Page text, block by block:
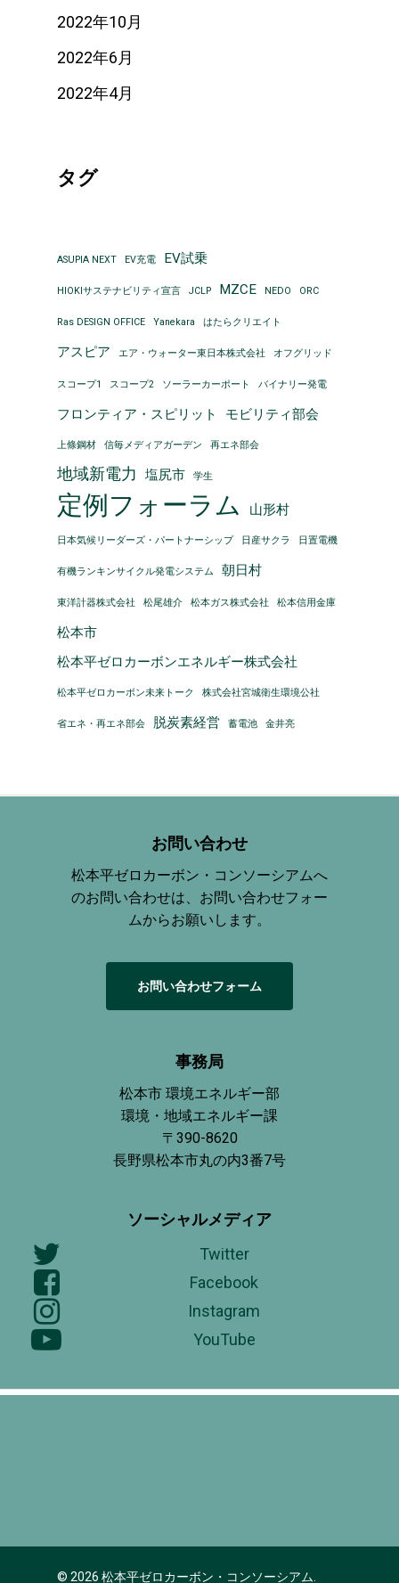
2022年10月
2022年6月
2022年4月
タグ
ASUPIA NEXT EV充電 EV試乗
HIOKIサステナビリティ宣言 JCLP MZCE NEDO ORC
Ras DESIGN OFFICE Yanekara はたらクリエイト
アスピア エア・ウォーター東日本株式会社 オフグリッド
スコープ1 スコープ2 ソーラーカーポート バイナリー発電
フロンティア・スピリット モビリティ部会
上條鋼材 信毎メディアガーデン 再エネ部会
地域新電力 塩尻市 学生
定例フォーラム 山形村
日本気候リーダーズ・パートナーシップ 日産サクラ 日置電機
有機ランキンサイクル発電システム 朝日村
東洋計器株式会社 松尾雄介 松本ガス株式会社 松本信用金庫
松本市
松本平ゼロカーボンエネルギー株式会社
松本平ゼロカーボン未来トーク 株式会社宮城衛生環境公社
省エネ・再エネ部会 脱炭素経営 蓄電池 金井亮
お問い合わせ
松本平ゼロカーボン・コンソーシアムへ
のお問い合わせは、お問い合わせフォー
ムからお願いします。
お問い合わせフォーム
事務局
松本市 環境エネルギー部
環境・地域エネルギー課
〒390-8620
長野県松本市丸の内3番7号
ソーシャルメディア
Twitter
Facebook
Instagram
YouTube
© 2026 松本平ゼロカーボン・コンソーシアム.